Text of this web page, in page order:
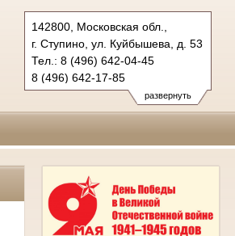
развернуть
142800, Московская обл.,
г. Ступино, ул. Куйбышева, д. 53
Тел.: 8 (496) 642-04-45
8 (496) 642-17-85
8 (496) 642-18-13
stupino.mo@sudrf.ru